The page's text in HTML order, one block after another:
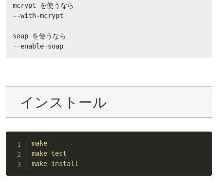
mcrypt を使うなら
--with-mcrypt
soap を使うなら
--enable-soap
インストール
make
make test
make install